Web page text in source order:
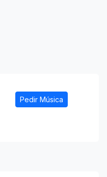
Pedir Música